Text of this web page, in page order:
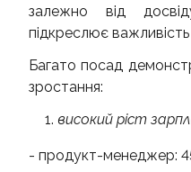
залежно від
підкреслює
Багато посад
зростання:
високий ріст
- продукт-менеджер: